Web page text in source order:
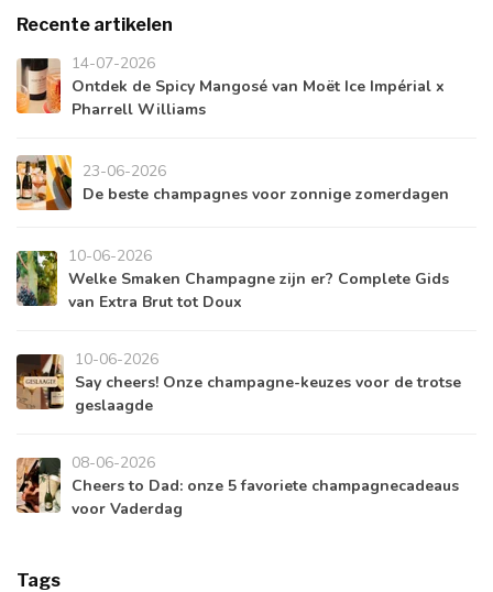
Recente artikelen
14-07-2026
Ontdek de Spicy Mangosé van Moët Ice Impérial x
Pharrell Williams
23-06-2026
De beste champagnes voor zonnige zomerdagen
10-06-2026
Welke Smaken Champagne zijn er? Complete Gids
van Extra Brut tot Doux
10-06-2026
Say cheers! Onze champagne-keuzes voor de trotse
geslaagde
08-06-2026
Cheers to Dad: onze 5 favoriete champagnecadeaus
voor Vaderdag
Tags